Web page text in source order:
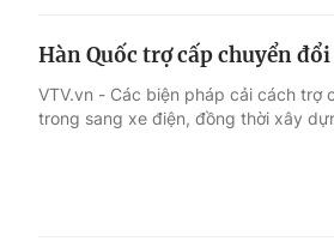
Hàn Quốc trợ cấp chuyển
VTV.vn - Các biện pháp cải cách
trong sang xe điện, đồng thời xây